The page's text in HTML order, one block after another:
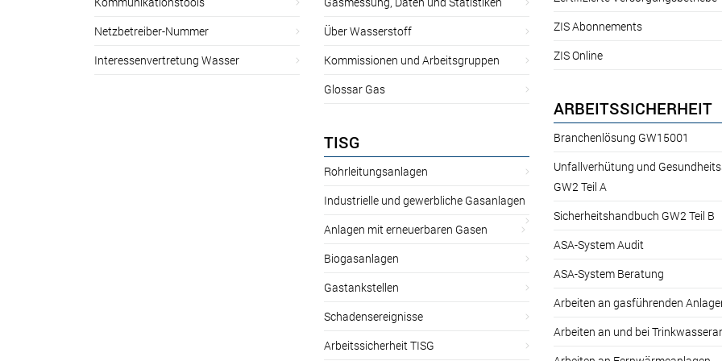
Netzbetreiber-Nummer
Interessenvertretung Wasser
Über Wasserstoff
Kommissionen und Arbeitsgruppen
Glossar Gas
TISG
Rohrleitungsanlagen
Industrielle und gewerbliche Gasanlagen
Anlagen mit erneuerbaren Gasen
Biogasanlagen
Gastankstellen
Schadensereignisse
Arbeitssicherheit TISG
ZIS Abonnements
ZIS Online
ARBEITSSICHERHEIT
Branchenlösung GW15001
Unfallverhütung und
GW2 Teil A
Sicherheitshandbuch GW2 Teil B
ASA-System Audit
ASA-System Beratung
Arbeiten an gasführenden
Arbeiten an und bei